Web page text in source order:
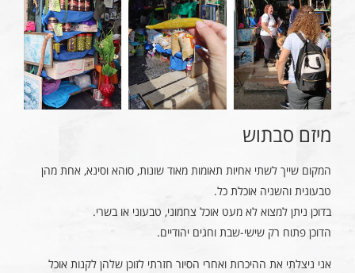
מיזם סבתוש
המקום שייך לשתי אחיות תאומות מאוד שונות, סוהא וסינא, אחת מהן
טבעונית והשניה אוכלת כל.
בדוכן ניתן למצוא לא מעט אוכל צחמוני, טבעוני או בשרי.
הדוכן פתוח רק שישי-שבת וחגים יהודיים.
אני ניצלתי את ההיכרות ואחרי הסיור חזרתי לזוכן שלהן לקנות אוכל